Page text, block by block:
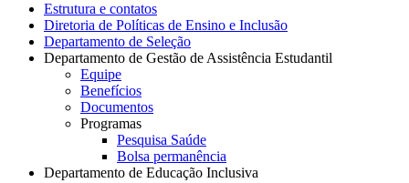
Estrutura e contatos
Diretoria de Políticas de Ensino e Inclusão
Departamento de Seleção
Departamento de Gestão de Assistência Estudantil
Equipe
Benefícios
Documentos
Programas
Pesquisa Saúde
Bolsa permanência
Departamento de Educação Inclusiva